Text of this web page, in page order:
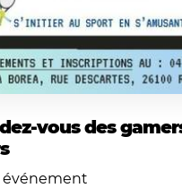
vous des